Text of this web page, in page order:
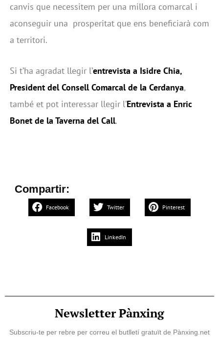
canvis que necessitem per una millora comarcal i
aconseguir una prosperitat que ens beneficiarà com
a territori.
Si t’ha agradat llegir l’entrevista a Isidre Chia,
President del Consell Comarcal de la Cerdanya,
també et pot interessar llegir l’Entrevista a Enric
Bonet de la Taverna del Call.
Compartir:
Facebook Twitter Pinterest
LinkedIn
Newsletter Pànxing
Subscriu-te per rebre per correu el butlletí gratuït de Pànxing.net​